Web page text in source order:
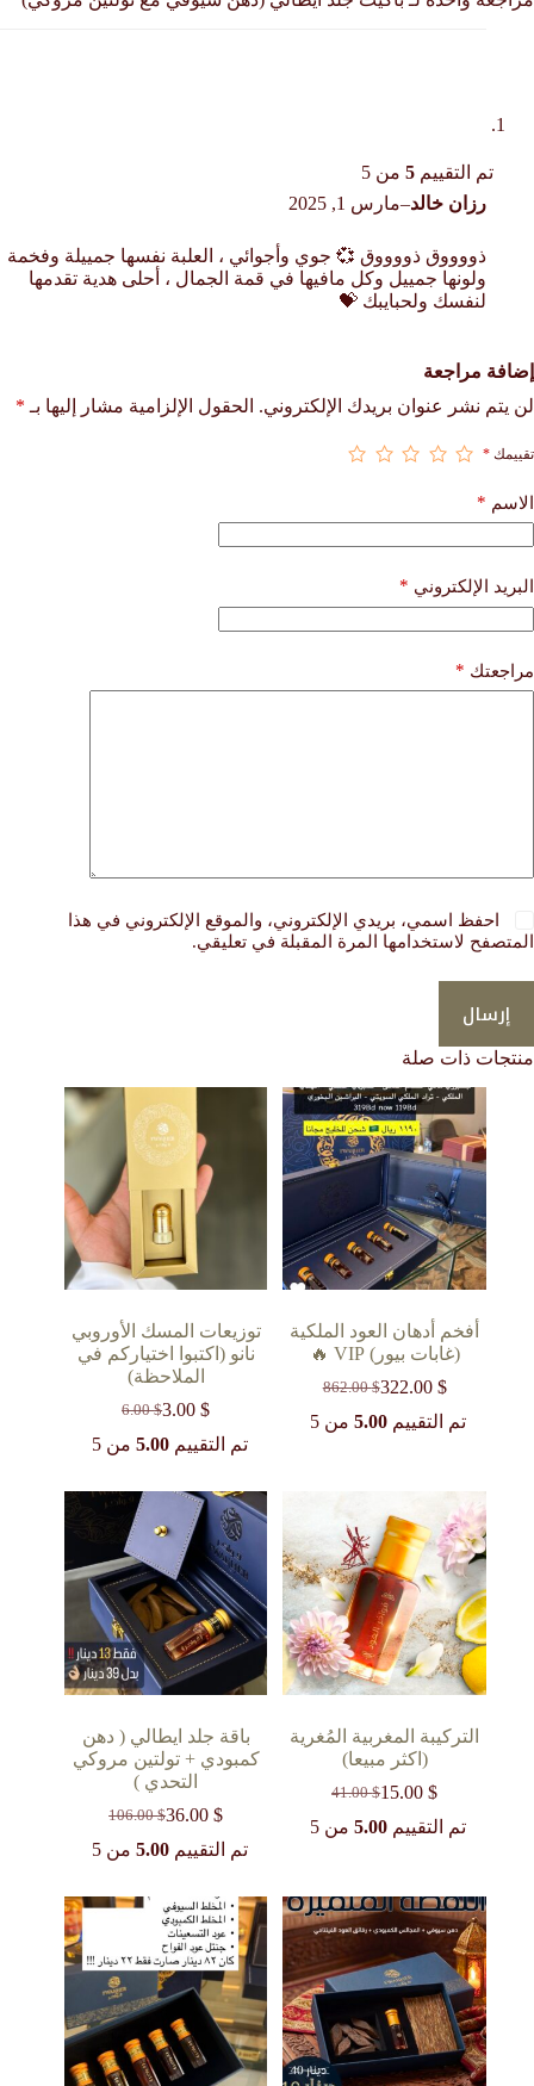
تم التقييم 5من 5
رزان خالد–مارس 1, 2025
ذووووق ذووووق 💞 جوي وأجوائي ، العلبة نفسها جمييلة وفخمة
ولونها جمييل وكل مافيها في قمة الجمال ، أحلى هدية تقدمها
لنفسك ولحبايبك 💝
إضافة مراجعة
لن يتم نشر عنوان بريدك الإلكتروني. الحقول الإلزامية مشار إليها بـ *
تقييمك *
الاسم *
البريد الإلكتروني *
مراجعتك *
احفظ اسمي، بريدي الإلكتروني، والموقع الإلكتروني في هذا
المتصفح لاستخدامها المرة المقبلة في تعليقي.
إرسال
منتجات ذات صلة
أفخم أدهان العود الملكية
(غابات بيور) VIP 🔥
862.00$
السعر
الأصلي
322.00 $
السعر
الحالي تم التقييم 5.00من 5
توزيعات المسك الأوروبي
نانو (اكتبوا اختياركم في
الملاحظة)
6.00$
السعر
الأصلي
6.00 $.
3.00$
السعر
الحالي
3.00 $.
تم التقييم5.00 من 5
التركيبة المغربية المُغرية
(اكثر مبيعا)
41.00$
السعر
الأصلي
15.00$
السعر
الحالي تم التقييم 5.00من 5
باقة جلد ايطالي ( دهن
كمبودي + تولتين مروكي
التحدي )
106.00$
السعر
الأصلي
106.00 $.
36.00$
السعر
الحالي
36.00 $.
تم التقييم5.00 من 5